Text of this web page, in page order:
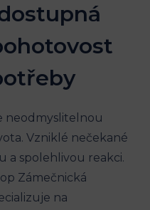
neodmyslitelnou
Vzniklé nečekané
a spolehlivou reakci.
Zámečnická
na